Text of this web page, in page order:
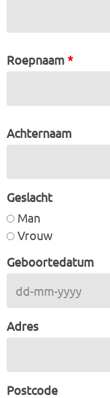
Roepnaam*
Achternaam
Geslacht
Man
Vrouw
Geboortedatum
Adres
Postcode